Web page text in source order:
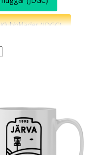
Klubbkläder (JDGC)